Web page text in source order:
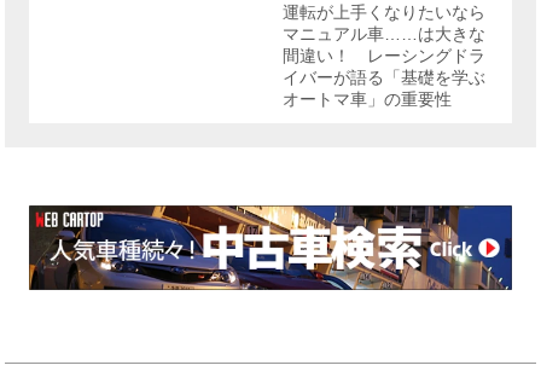
運転が上手くなりたいなら
マニュアル車……は大きな
間違い！ レーシングドラ
イバーが語る「基礎を学ぶ
オートマ車」の重要性